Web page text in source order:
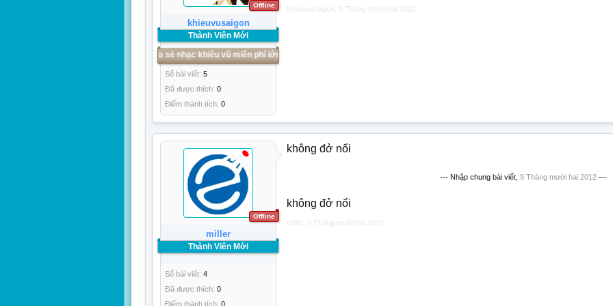
Offline
khieuvusaigon
Thành Viên Mới
- Website chia sẻ nhạc khiêu vũ miễn phí lớn nhất cả nước
Số bài viết: 5
Đã được thích: 0
Điểm thành tích: 0
khieuvusaigon 9 Tháng mười hai 2012
Offline
miller
Thành Viên Mới
Số bài viết: 4
Đã được thích: 0
Điểm thành tích: 0
không đở nổi
--- Nhập chung bài viết, 9 Tháng mười hai 2012---
không đở nổi
miller 9 Tháng mười hai 2012